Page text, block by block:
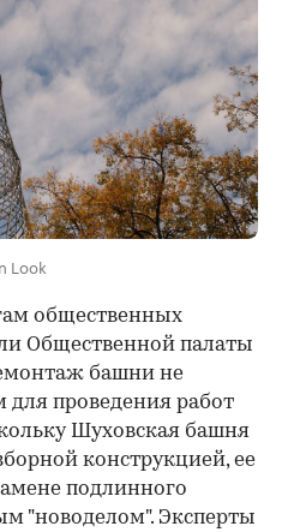
Look
общественных
Общественной палаты
башни не
проведения работ
Шуховская башня
конструкцией, ее
подлинного
"новоделом". Эксперты